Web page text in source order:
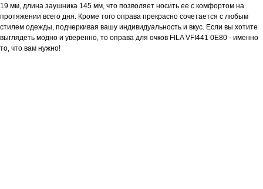
19 мм, длина заушника 145 мм, что позволяет носить ее с комфортом на
протяжении всего дня. Кроме того оправа прекрасно сочетается с любым
стилем одежды, подчеркивая вашу индивидуальность и вкус. Если вы хотите
выглядеть модно и уверенно, то оправа для очков FILA VFI441 0E80 - именно
то, что вам нужно!